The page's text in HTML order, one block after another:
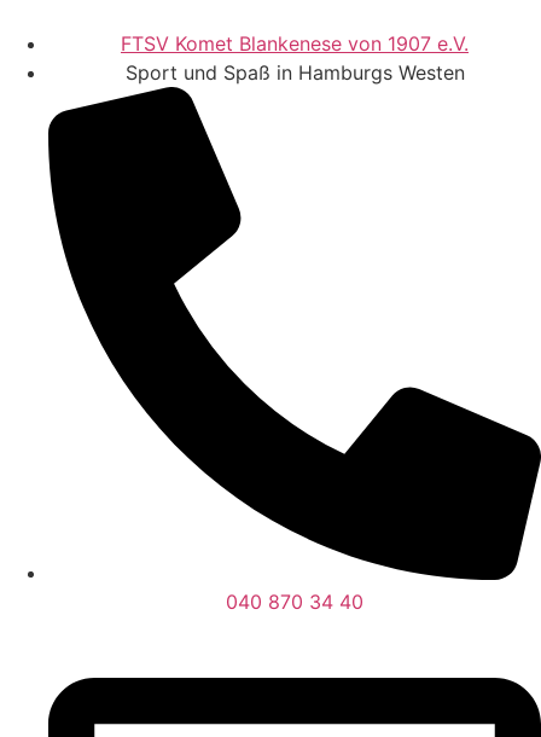
FTSV Komet Blankenese von 1907 e.V.
Sport und Spaß in Hamburgs Westen
040 870 34 40